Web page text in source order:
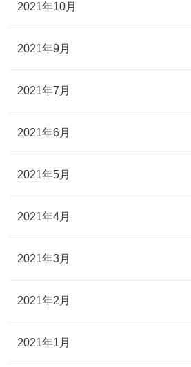
2021年10月
2021年9月
2021年7月
2021年6月
2021年5月
2021年4月
2021年3月
2021年2月
2021年1月